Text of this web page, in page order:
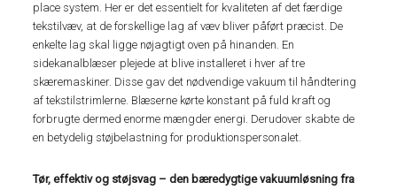
place system. Her er det essentielt for kvaliteten af det færdige
tekstilvæv, at de forskellige lag af væv bliver påført præcist. De
enkelte lag skal ligge nøjagtigt oven på hinanden. En
sidekanalblæser plejede at blive installeret i hver af tre
skæremaskiner. Disse gav det nødvendige vakuum til håndtering
af tekstilstrimlerne. Blæserne kørte konstant på fuld kraft og
forbrugte dermed enorme mængder energi. Derudover skabte de
en betydelig støjbelastning for produktionspersonalet.
Tør, effektiv og støjsvag – den bæredygtige vakuumløsning fra